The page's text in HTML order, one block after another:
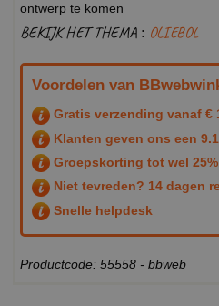
ontwerp te komen
BEKIJK HET THEMA : OLIEBOL
Voordelen van
Gratis verzending vanaf €
Klanten geven ons een 9.1
Groepskorting tot wel
Niet tevreden? 14 dagen
Snelle helpdesk
Productcode: 55558 - bbweb